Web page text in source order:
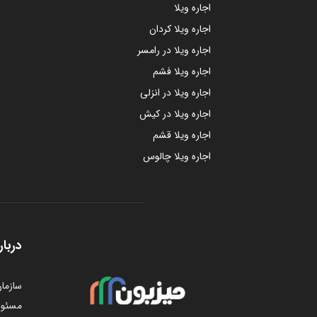
اجاره ویلا
اجاره ویلا کردان
اجاره ویلا در رامسر
اجاره ویلا فشم
اجاره ویلا در انزلی
اجاره ویلا در کیش
اجاره ویلا قشم
اجاره ویلا چالوس